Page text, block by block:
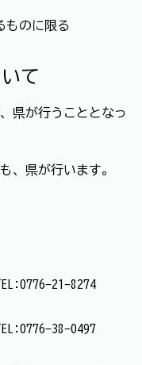
ものに限る
て
県が行うこととなっ
、県が行います。
21-8274
38-0497